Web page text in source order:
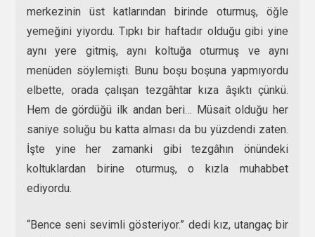
merkezinin üst katlarından birinde oturmuş, öğle
yemeğini yiyordu. Tıpkı bir haftadır olduğu gibi yine
aynı yere gitmiş, aynı koltuğa oturmuş ve aynı
menüden söylemişti. Bunu boşu boşuna yapmıyordu
elbette, orada çalışan tezgâhtar kıza âşıktı çünkü.
Hem de gördüğü ilk andan beri… Müsait olduğu her
saniye soluğu bu katta alması da bu yüzdendi zaten.
İşte yine her zamanki gibi tezgâhın önündeki
koltuklardan birine oturmuş, o kızla muhabbet
ediyordu.
“Bence seni sevimli gösteriyor.” dedi kız, utangaç bir